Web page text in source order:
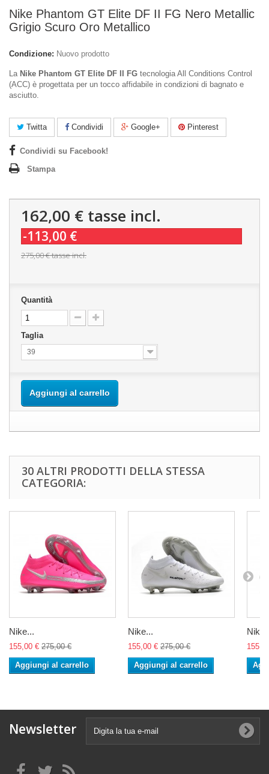
Nike Phantom GT Elite DF II FG Nero Metallic
Grigio Scuro Oro Metallico
Condizione: Nuovo prodotto
La Nike Phantom GT Elite DF II FG tecnologia All Conditions Control
(ACC) è progettata per un tocco affidabile in condizioni di bagnato e
asciutto.
Twitta Condividi Google+ Pinterest
Condividi su Facebook!
Stampa
162,00 € tasse incl.
-113,00 €
275,00 €tasse incl.
Quantità
Taglia
39
Aggiungi al carrello
30 ALTRI PRODOTTI DELLA STESSA
CATEGORIA:
Nike...
155,00 € 275,00 €
Aggiungi al carrello
Nike...
155,00 € 275,00 €
Aggiungi al carrello
Newsletter